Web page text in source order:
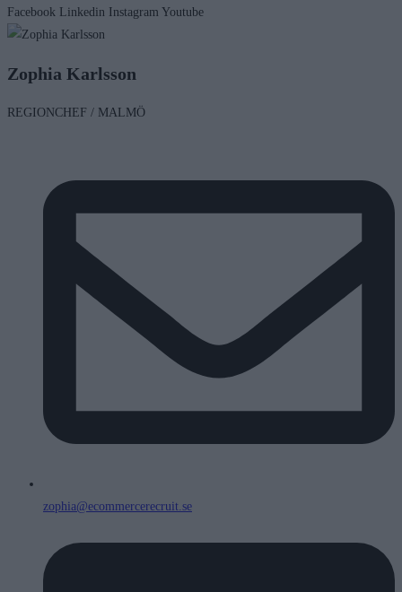
Facebook Linkedin Instagram Youtube
Zophia Karlsson
REGIONCHEF / MALMÖ
zophia@ecommercerecruit.se